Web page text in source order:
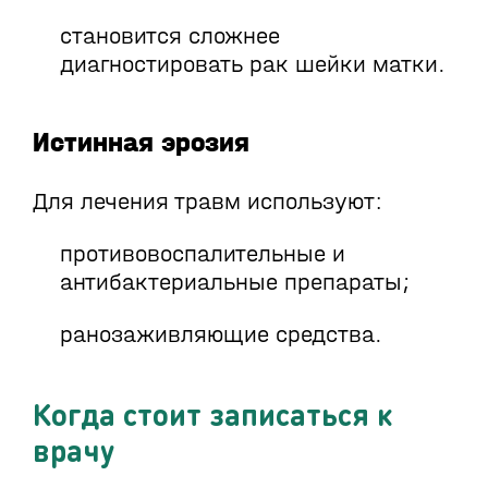
становится сложнее
диагностировать рак шейки матки.
Истинная эрозия
Для лечения травм используют:
противовоспалительные и
антибактериальные препараты;
ранозаживляющие средства.
Когда стоит записаться к
врачу